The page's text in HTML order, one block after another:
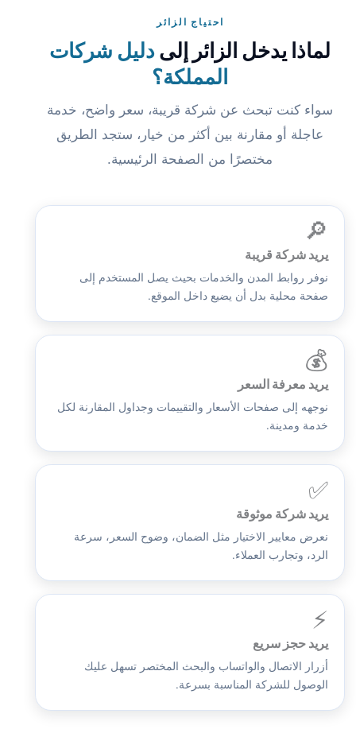
احتياج الزائر
لماذا يدخل الزائر إلىدليل شركات
المملكة؟
سواء كنت تبحث عن شركة قريبة، سعر واضح، خدمة
عاجلة أو مقارنة بين أكثر من خيار، ستجد الطريق
مختصرًا من الصفحة الرئيسية.
🔎
يريد شركة قريبة
نوفر روابط المدن والخدمات بحيث يصل المستخدم إلى
صفحة محلية بدل أن يضيع داخل الموقع.
💰
يريد معرفة السعر
نوجهه إلى صفحات الأسعار والتقييمات وجداول المقارنة لكل
خدمة ومدينة.
✅
يريد شركة موثوقة
نعرض معايير الاختيار مثل الضمان، وضوح السعر، سرعة
الرد، وتجارب العملاء.
⚡
يريد حجز سريع
أزرار الاتصال والواتساب والبحث المختصر تسهل عليك
الوصول للشركة المناسبة بسرعة.